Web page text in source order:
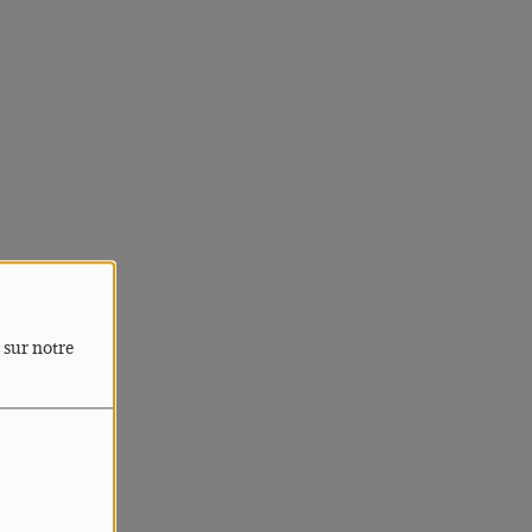
sur notre